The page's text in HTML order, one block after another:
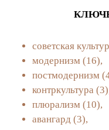
советская
модернизм (16),
постмодернизм
контркультура
плюрализм (10),
авангард (3),